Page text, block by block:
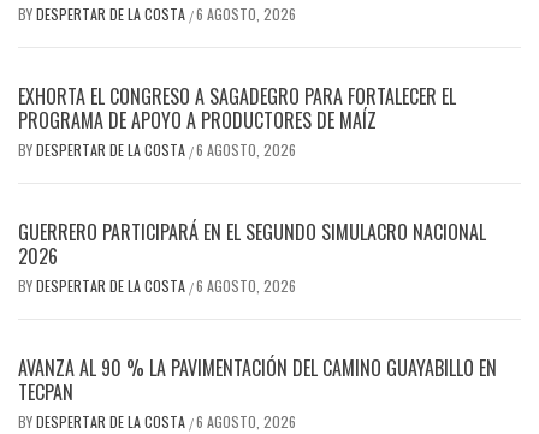
BYDESPERTAR DE LA COSTA /6 AGOSTO, 2026
EXHORTA EL CONGRESO A SAGADEGRO PARA FORTALECER EL
PROGRAMA DE APOYO A PRODUCTORES DE MAÍZ
BYDESPERTAR DE LA COSTA /6 AGOSTO, 2026
GUERRERO PARTICIPARÁ EN EL SEGUNDO SIMULACRO NACIONAL
2026
BYDESPERTAR DE LA COSTA /6 AGOSTO, 2026
AVANZA AL 90 % LA PAVIMENTACIÓN DEL CAMINO GUAYABILLO EN
TECPAN
BYDESPERTAR DE LA COSTA /6 AGOSTO, 2026